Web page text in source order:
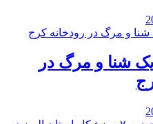
شنا و مرگ در